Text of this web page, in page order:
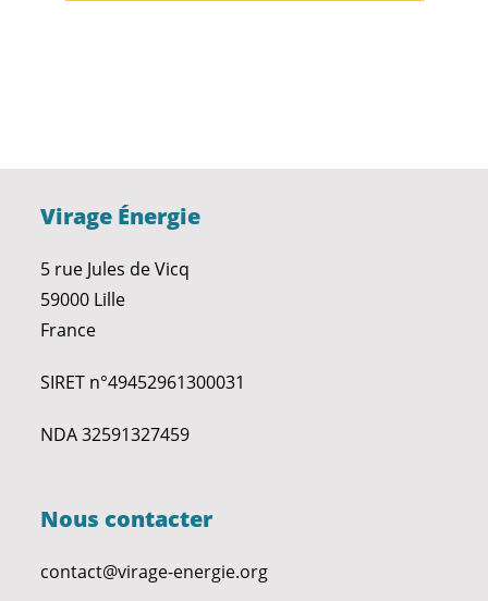
Virage Énergie
5 rue Jules de Vicq
59000 Lille
France
SIRET n°49452961300031
NDA 32591327459
Nous contacter
contact@virage-energie.org